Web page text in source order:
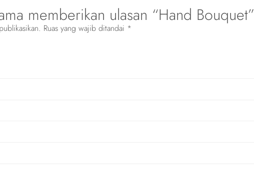
memberikan ulasan “Hand Bouquet”
Ruas yang wajib ditandai *